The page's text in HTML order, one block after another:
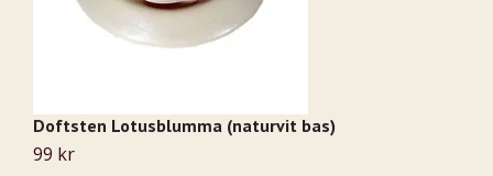
Doftsten Lotusblumma (naturvit bas)
99 kr